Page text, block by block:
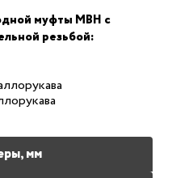
муфты МВН с
резьбой:
мм